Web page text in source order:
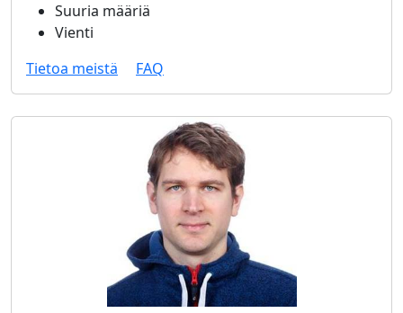
Suuria määriä
Vienti
Tietoa meistä
FAQ